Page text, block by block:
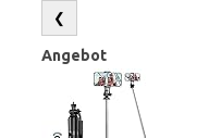
❮
Angebot